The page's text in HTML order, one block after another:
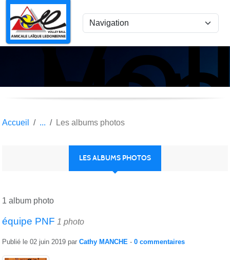
le
Accueil Les albums photos
LES ALBUMS PHOTOS
1 album photo
équipe PNF 1 photo
Publié le 02 juin 2019 par Cathy MANCHE - 0 commentaires
Panneau de gestion des cookies